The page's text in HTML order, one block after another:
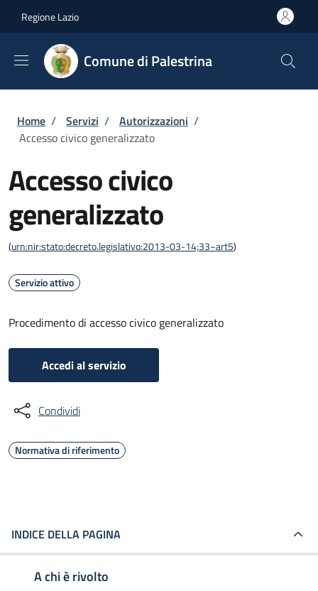
Regione Lazio
Comune di Palestrina
Briciole di pane
Home / Servizi / Autorizzazioni /
Accesso civico generalizzato
Accesso civico
generalizzato
(urn:nir:stato:decreto.legislativo:2013-03-14;33~art5)
Servizio attivo
Procedimento di accesso civico generalizzato
Accedi al servizio
Condividi
Normativa di riferimento
INDICE DELLA PAGINA
A chi è rivolto